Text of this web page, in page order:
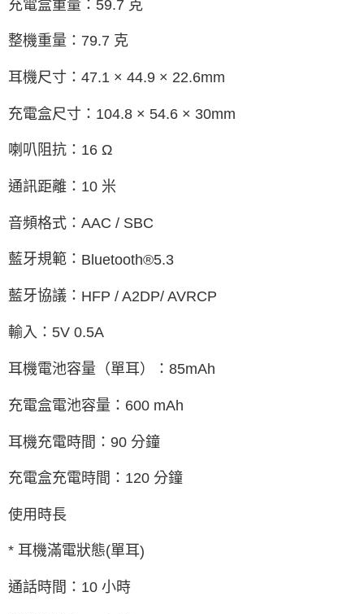
充電盒重量： 59.7 克
整機重量： 79.7 克
耳機尺寸： 47.1 × 44.9 × 22.6mm
充電盒尺寸： 104.8 × 54.6 × 30mm
喇叭阻抗： 16 Ω
通訊距離： 10 米
音頻格式： AAC / SBC
藍牙規範： Bluetooth®5.3
藍牙協議： HFP / A2DP/ AVRCP
輸入： 5V 0.5A
耳機電池容量（單耳）： 85mAh
充電盒電池容量： 600 mAh
耳機充電時間： 90 分鐘
充電盒充電時間： 120 分鐘
使用時長
* 耳機滿電狀態(單耳)
通話時間： 10 小時